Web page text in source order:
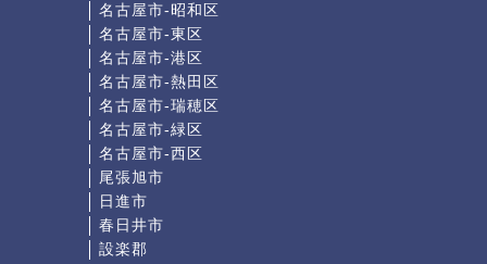
名古屋市-昭和区
名古屋市-東区
名古屋市-港区
名古屋市-熱田区
名古屋市-瑞穂区
名古屋市-緑区
名古屋市-西区
尾張旭市
日進市
春日井市
設楽郡